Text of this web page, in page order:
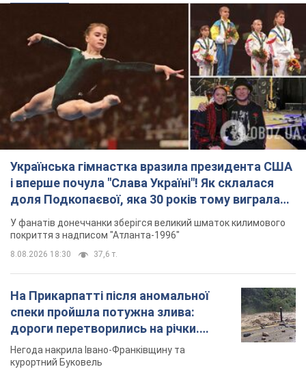
Українська гімнастка вразила президента США
і вперше почула "Слава Україні"! Як склалася
доля Подкопаєвої, яка 30 років тому виграла
"золото" Олімпіади
У фанатів донеччанки зберігся великий шматок килимового
покриття з надписом "Атланта-1996"
8.08.2026 18:30 37,6 т.
На Прикарпатті після аномальної
спеки пройшла потужна злива:
дороги перетворились на річки.
Відео
Негода накрила Івано-Франківщину та
курортний Буковель